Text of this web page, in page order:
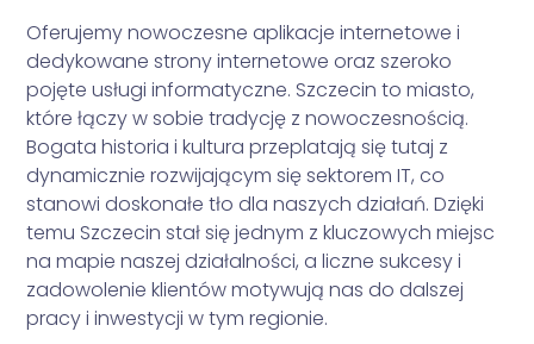
Oferujemy nowoczesne aplikacje internetowe i
dedykowane strony internetowe oraz szeroko
pojęte usługi informatyczne. Szczecin to miasto,
które łączy w sobie tradycję z nowoczesnością.
Bogata historia i kultura przeplatają się tutaj z
dynamicznie rozwijającym się sektorem IT, co
stanowi doskonałe tło dla naszych działań. Dzięki
temu Szczecin stał się jednym z kluczowych miejsc
na mapie naszej działalności, a liczne sukcesy i
zadowolenie klientów motywują nas do dalszej
pracy i inwestycji w tym regionie.